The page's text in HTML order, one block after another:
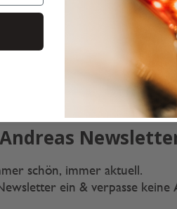
schön, immer aktuell.
ein & verpasse keine